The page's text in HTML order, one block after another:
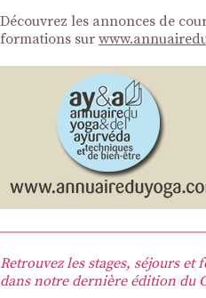
Découvrez les annonces de
formations sur
Retrouvez les stages, séjours et
dans notre dernière édition du